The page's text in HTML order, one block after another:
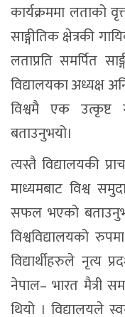
कार्यक्रममा लताको
साङ्गीतिक क्षेत्रकी
लताप्रति समर्पित
विद्यालयका अध्यक्ष
विश्वमै एक उत्कृष्ट
बताउनुभयो।
त्यस्तै विद्यालयकी
माध्यमबाट विश्व
सफल भएको
विश्वविद्यालयको
विद्यार्थीहरुले नृत्य
नेपाल– भारत मैत्री
थियो । विद्यालयले